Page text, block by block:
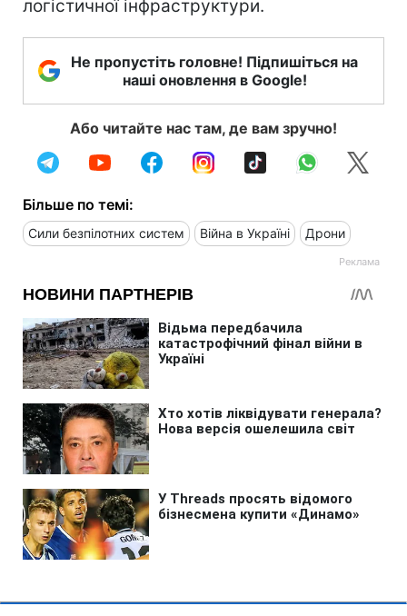
логістичної інфраструктури.
Не пропустіть головне! Підпишіться на
наші оновлення в Google!
Або читайте нас там, де вам зручно!
Більше по темі:
Сили безпілотних систем Війна в Україні Дрони